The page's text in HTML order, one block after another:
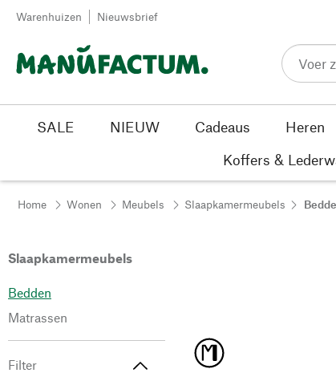
Passer au contenu
Warenhuizen Nieuwsbrief
SALE NIEUW Cadeaus Heren
Koffers &
Home Wonen Meubels Slaapkamermeubels
Slaapkamermeubels
Bedden
Matrassen
Filter